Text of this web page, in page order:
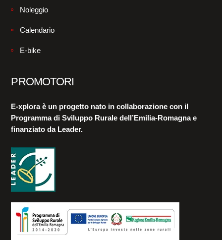
Noleggio
Calendario
E-bike
PROMOTORI
E-xplora è un progetto nato in collaborazione con il
Programma di Sviluppo Rurale dell’Emilia-Romagna e
finanziato da Leader.